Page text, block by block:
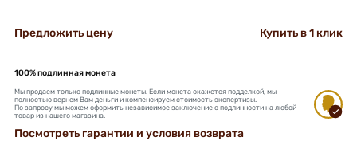
Предложить цену Купить в 1 клик
100% подлинная монета
Мы продаем только подлинные монеты. Если монета окажется подделкой, мы
полностью вернем Вам деньги и компенсируем стоимость экспертизы.
По запросу мы можем оформить независимое заключение о подлинности на любой
товар из нашего магазина.
Посмотреть гарантии и условия возврата